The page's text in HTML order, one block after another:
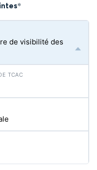
*
de visibilité des